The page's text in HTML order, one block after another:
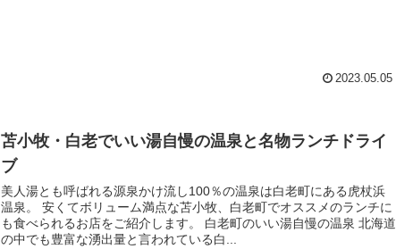
2023.05.05
苫小牧・白老でいい湯自慢の温泉と名物ランチドライ
ブ
美人湯とも呼ばれる源泉かけ流し100％の温泉は白老町にある虎杖浜
温泉。 安くてボリューム満点な苫小牧、白老町でオススメのランチに
も食べられるお店をご紹介します。 白老町のいい湯自慢の温泉 北海道
の中でも豊富な湧出量と言われている白...